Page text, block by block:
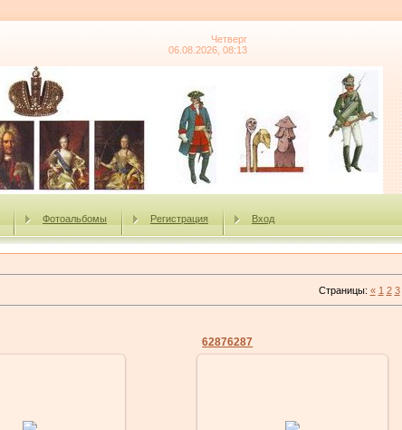
Четверг
06.08.2026, 08:13
Фотоальбомы Регистрация Вход
Страницы: « 1 2 3
62876287